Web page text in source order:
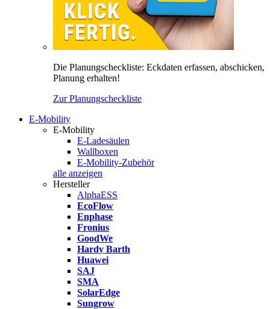
Die Planungscheckliste: Eckdaten erfassen, abschicken,
Planung erhalten!
Zur Planungscheckliste
E-Mobility
E-Mobility
E-Ladesäulen
Wallboxen
E-Mobility-Zubehör
alle anzeigen
Hersteller
AlphaESS
EcoFlow
Enphase
Fronius
GoodWe
Hardy Barth
Huawei
SAJ
SMA
SolarEdge
Sungrow